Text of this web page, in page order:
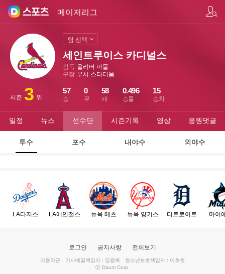
메이저리그
세인트루이스 카디널스
감독 올리버 마몰
구장 부시 스타디움
시즌 3 위 승
57
무
0
패
58
승률
0.496
승차
15
팀 선택
일정 뉴스 선수단 시즌기록 영상 응원댓글
투수 포수 내야수 외야수
LA다저스 LA에인절스 뉴욕 메츠 뉴욕 양키스 디트로이트 마이
로그인 공지사항 전체보기
이용약관 · 기사배열책임자 : 임광욱 · 청소년보호책임자 : 이호원
ⓒ Daum Corp.